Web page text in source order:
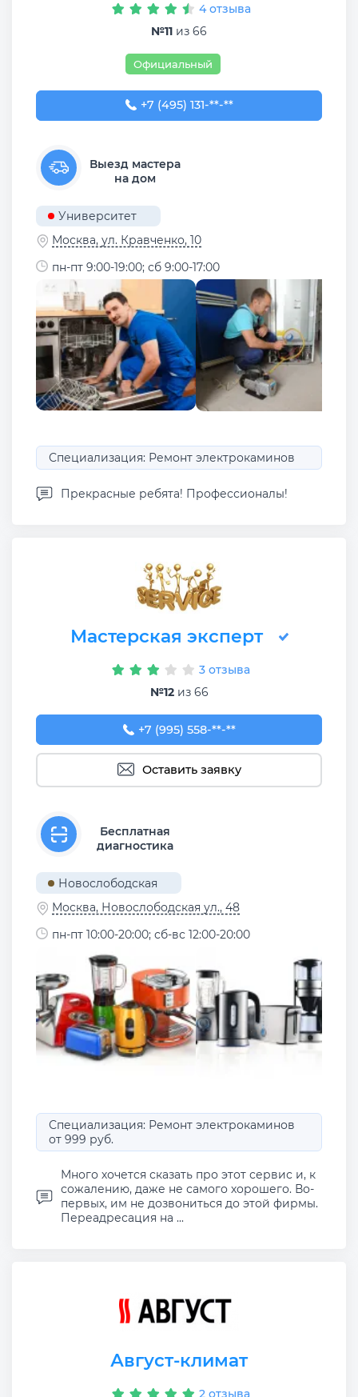
4 отзыва
№11 из 66
Официальный
+7 (495) 131-21-61
+7 (495) 131-**-**
Выезд мастера
на дом
Университет
Москва, ул. Кравченко, 10
пн-пт 9:00-19:00; сб 9:00-17:00
Специализация: Ремонт электрокаминов
Прекрасные ребята! Профессионалы!
Мастерская эксперт
3 отзыва
№12из 66
+7 (995) 558-84-55
+7 (995) 558-**-**
Оставить заявку
Бесплатная
диагностика
Новослободская
Москва, Новослободская ул., 48
пн-пт 10:00-20:00; сб-вс 12:00-20:00
Специализация: Ремонт электрокаминов
от 999 руб.
Много хочется сказать про этот сервис и, к
сожалению, даже не самого хорошего. Во-
первых, им не дозвониться до этой фирмы.
Переадресация на ...
Август-климат